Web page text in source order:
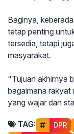
Baginya,
tetap penting
tersedia, tetapi
masyarakat.
"Tujuan akhirnya
bagaimana rakyat
yang wajar dan
TAG: DPR